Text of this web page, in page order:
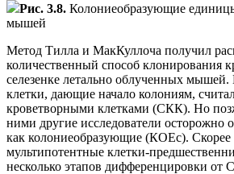
Рис. 3.8. Колониеобразующие
мышей
Метод Тилла и MакКуллоча получил
количественный способ клонирования
селезенке летально облученных мышей.
клетки, дающие начало колониям,
кроветворными клетками (СКК). Но
ними другие исследователи осторожно
как колониеобразующие (КОЕс).
мультипотентные клетки-
несколько этапов дифференцировки от